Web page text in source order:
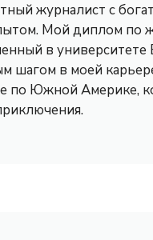
журналист с
Мой диплом по
в университете
шагом в моей
по Южной Америке,